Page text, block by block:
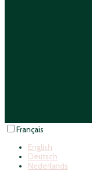
Français
English
Deutsch
Nederlands